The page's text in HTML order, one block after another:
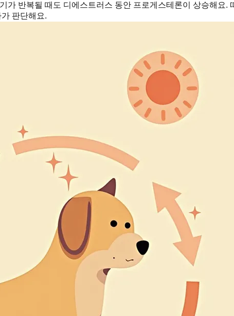
가 반복될 때도 디에스트러스 동안 프로게스테론이 상승해요
판단해요.